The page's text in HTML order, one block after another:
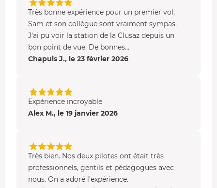
absolu.
Très bonne expérience pour un premier vol,
Sam et son collègue sont vraiment sympas.
J'ai pu voir la station de la Clusaz depuis un
bon point de vue. De bonnes...
Chapuis J., le 23 février 2026
Expérience incroyable
Alex M., le 19 janvier 2026
Très bien. Nos deux pilotes ont était très
professionnels, gentils et pédagogues avec
nous. On a adoré l’expérience.